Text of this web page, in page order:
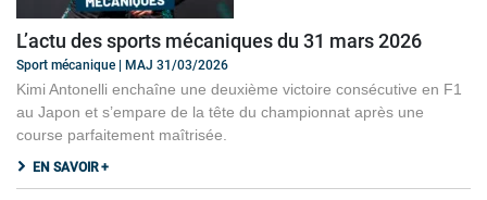
L’actu des sports mécaniques du 31 mars 2026
Sport mécanique | MAJ 31/03/2026
Kimi Antonelli enchaîne une deuxième victoire consécutive en F1
au Japon et s’empare de la tête du championnat après une
course parfaitement maîtrisée.
EN SAVOIR +